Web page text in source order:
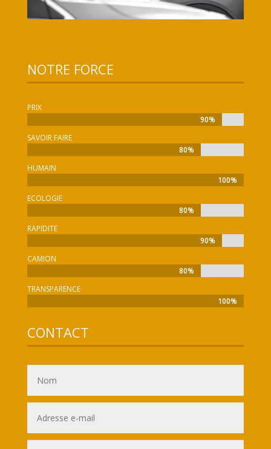
NOTRE FORCE
PRIX
90%
90%
SAVOIR FAIRE
80%
80%
HUMAIN
100%
100%
ECOLOGIE
80%
80%
RAPIDITE
90%
90%
CAMION
80%
80%
TRANSPARENCE
100%
100%
CONTACT